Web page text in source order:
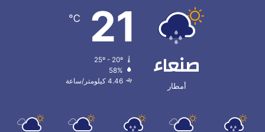
صنعاء
أمطار
21
℃
25º - 20º
58%
4.46 كيلومتر/ساعة